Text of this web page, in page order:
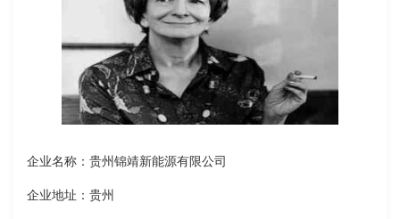
企业名称：贵州锦靖新能源有限公司
企业地址：贵州